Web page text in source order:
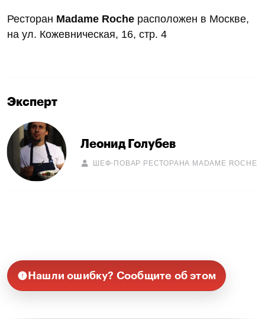
Ресторан Madame Roche расположен в Москве,
на ул. Кожевническая, 16, стр. 4
Эксперт
Леонид Голубев
ШЕФ-ПОВАР РЕСТОРАНА MADAME ROCHE
Нашли ошибку? Сообщите об этом